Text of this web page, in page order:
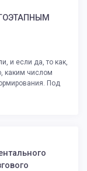
и если да, то как,
каким числом
Под